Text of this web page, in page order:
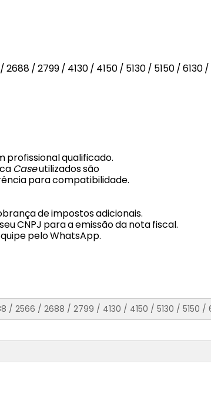
/ 2799 / 4130 / 4150 / 5130 / 5150 / 6130
profissional qualificado.
Caseutilizados são
para compatibilidade.
de impostos adicionais.
CNPJ para a emissão da nota fiscal.
pelo WhatsApp.
/ 2566 / 2688 / 2799 / 4130 / 4150 / 5130 / 5150 /